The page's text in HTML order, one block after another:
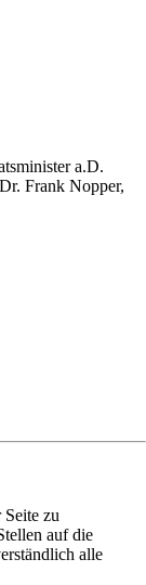
a.D.
Frank Nopper,
zu
auf die
alle